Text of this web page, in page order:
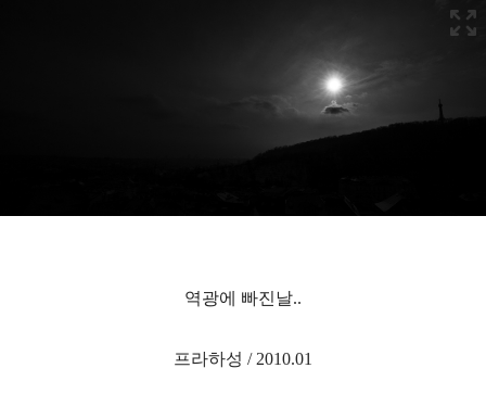
역광에 빠진날..
프라하성 / 2010.01